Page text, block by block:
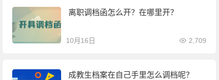
离职调档函怎么开？在哪里开？
10月16日 2,709
成教生档案在自己手里怎么调档呢？